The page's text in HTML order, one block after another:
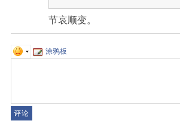
节哀顺变。
涂鸦板